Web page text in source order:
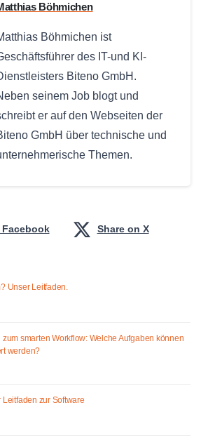
Böhmichen
Böhmichen ist
des IT-und KI-
Biteno GmbH.
seinem Job blogt und
er auf den Webseiten der
GmbH über technische und
Themen.
Share on X
Unser Leitfaden.
smarten Workflow: Welche Aufgaben können
werden?
Leitfaden zur Software